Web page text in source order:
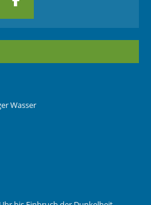
Wasser